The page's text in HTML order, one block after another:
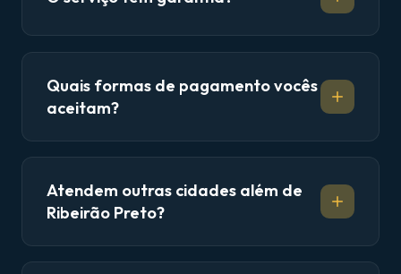
Quais formas de pagamento vocês
aceitam?
Atendem outras cidades além de
Ribeirão Preto?